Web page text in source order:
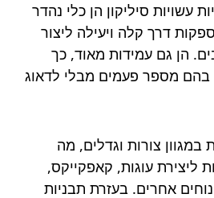
עשויות סיליקון הן כלי נהדר
דרך קלה ויעילה ליצור
הן גם עמידות מאוד, כך
מספר פעמים מבלי לדאוג
במגוון צורות וגדלים, מה
ליצירת עוגות, קאפקייקס,
אחרים. בעזרת תבניות